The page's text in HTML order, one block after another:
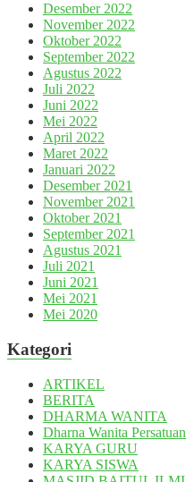
Desember 2022
November 2022
Oktober 2022
September 2022
Agustus 2022
Juli 2022
Juni 2022
Mei 2022
April 2022
Maret 2022
Januari 2022
Desember 2021
November 2021
Oktober 2021
September 2021
Agustus 2021
Juli 2021
Juni 2021
Mei 2021
Mei 2020
Kategori
ARTIKEL
BERITA
DHARMA WANITA
Dharna Wanita Persatuan
KARYA GURU
KARYA SISWA